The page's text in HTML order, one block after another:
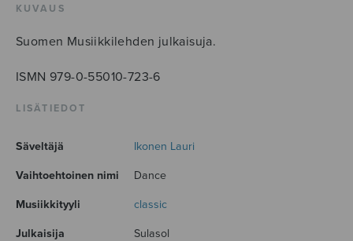
KUVAUS
Suomen Musiikkilehden julkaisuja.
ISMN 979-0-55010-723-6
LISÄTIEDOT
Säveltäjä Ikonen Lauri
Vaihtoehtoinen nimi Dance
Musiikkityyli classic
Julkaisija Sulasol